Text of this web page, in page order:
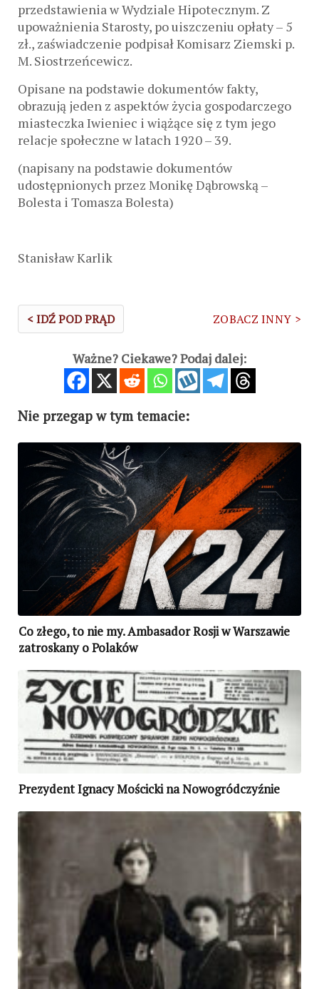
przedstawienia w Wydziale Hipotecznym. Z
upoważnienia Starosty, po uiszczeniu opłaty – 5
zł., zaświadczenie podpisał Komisarz Ziemski p.
M. Siostrzeńcewicz.
Opisane na podstawie dokumentów fakty,
obrazują jeden z aspektów życia gospodarczego
miasteczka Iwieniec i wiążące się z tym jego
relacje społeczne w latach 1920 – 39.
(napisany na podstawie dokumentów
udostępnionych przez Monikę Dąbrowską –
Bolesta i Tomasza Bolesta)
Stanisław Karlik
< IDŹ POD PRĄD ZOBACZ INNY >
Ważne? Ciekawe? Podaj dalej:
Nie przegap w tym temacie:
Co złego, to nie my. Ambasador Rosji w Warszawie
zatroskany o Polaków
Prezydent Ignacy Mościcki na Nowogródczyźnie